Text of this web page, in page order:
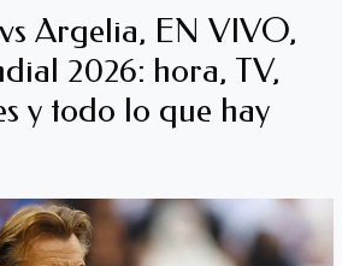
Argelia, EN VIVO,
2026: hora, TV,
y todo lo que hay